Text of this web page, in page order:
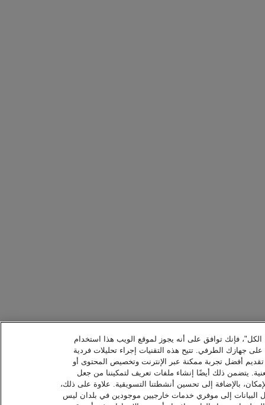
الكل"، فإنك توافق على أنه يجوز لموقع الويب هذا استخدام
على جهازك الطرفي. تتيح هذه التقنيات إجراء تحليلات فردية
تقديم أفضل تجربة ممكنة عبر الإنترنت وتخصيص المحتوى أو
يتضمن ذلك أيضًا إنشاء ملفات تعريف لتمكيننا من جعل
بالإضافة إلى تحسين أنشطتنا التسويقية. علاوة على ذلك،
البيانات إلى موفري خدمات خارجيين موجودين في بلدان ليس